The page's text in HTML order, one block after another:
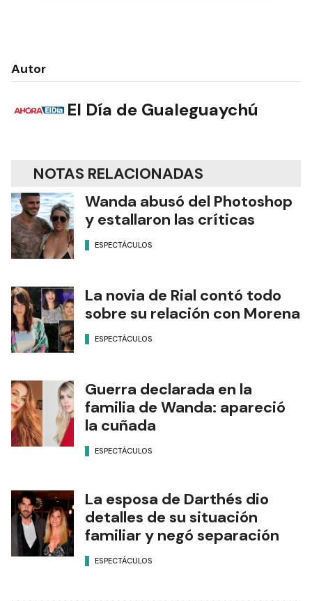
Autor
El Día de Gualeguaychú
NOTAS RELACIONADAS
Wanda abusó del Photoshop
y estallaron las críticas
ESPECTÁCULOS
La novia de Rial contó todo
sobre su relación con Morena
ESPECTÁCULOS
Guerra declarada en la
familia de Wanda: apareció
la cuñada
ESPECTÁCULOS
La esposa de Darthés dio
detalles de su situación
familiar y negó separación
ESPECTÁCULOS